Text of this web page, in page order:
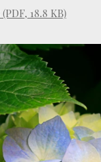
(PDF, 18.8 KB)